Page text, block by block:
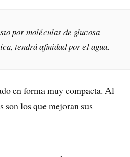
por moléculas de glucosa
tendrá afinidad por el agua.
en forma muy compacta. Al
los que mejoran sus